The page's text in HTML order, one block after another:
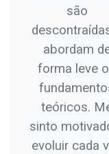
são
abordam
forma leve
teóricos.
sinto
evoluir cada